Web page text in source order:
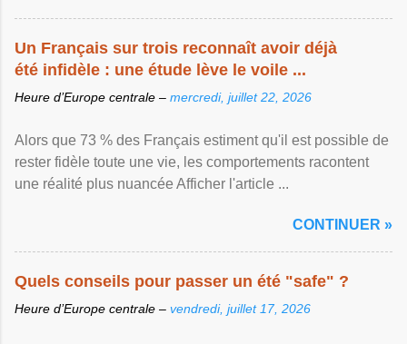
Un Français sur trois reconnaît avoir déjà
été infidèle : une étude lève le voile ...
Heure d’Europe centrale – mercredi, juillet 22, 2026
Alors que 73 % des Français estiment qu'il est possible de
rester fidèle toute une vie, les comportements racontent
une réalité plus nuancée Afficher l'article ...
CONTINUER »
Quels conseils pour passer un été "safe" ?
Heure d’Europe centrale – vendredi, juillet 17, 2026